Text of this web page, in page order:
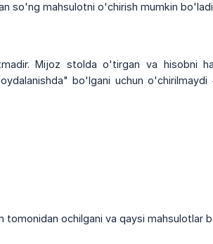
so'ng mahsulotni o'chirish mumkin
Mijoz stolda o'tirgan va hisobni
bo'lgani uchun
ochilgani va qaysi mahsulotlar